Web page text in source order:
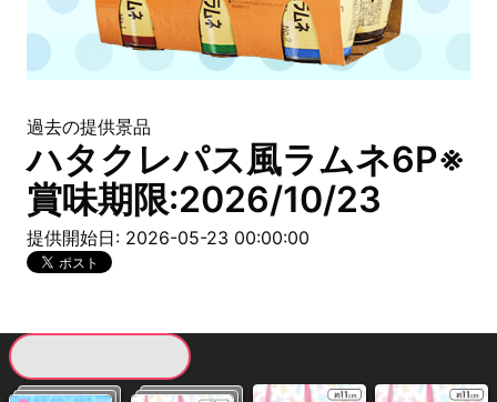
過去の提供景品
ハタクレパス風ラムネ6P※
賞味期限:2026/10/23
提供開始日: 2026-05-23 00:00:00